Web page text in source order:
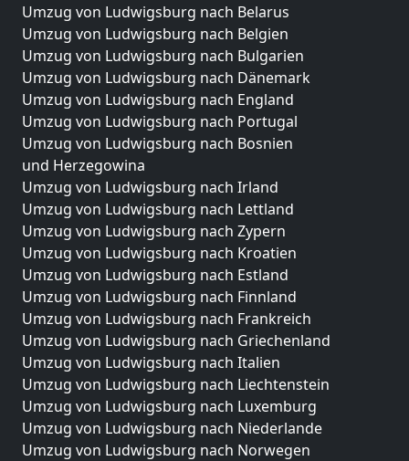
Umzug von Ludwigsburg nach Belarus
Umzug von Ludwigsburg nach Belgien
Umzug von Ludwigsburg nach Bulgarien
Umzug von Ludwigsburg nach Dänemark
Umzug von Ludwigsburg nach England
Umzug von Ludwigsburg nach Portugal
Umzug von Ludwigsburg nach Bosnien
und Herzegowina
Umzug von Ludwigsburg nach Irland
Umzug von Ludwigsburg nach Lettland
Umzug von Ludwigsburg nach Zypern
Umzug von Ludwigsburg nach Kroatien
Umzug von Ludwigsburg nach Estland
Umzug von Ludwigsburg nach Finnland
Umzug von Ludwigsburg nach Frankreich
Umzug von Ludwigsburg nach Griechenland
Umzug von Ludwigsburg nach Italien
Umzug von Ludwigsburg nach Liechtenstein
Umzug von Ludwigsburg nach Luxemburg
Umzug von Ludwigsburg nach Niederlande
Umzug von Ludwigsburg nach Norwegen